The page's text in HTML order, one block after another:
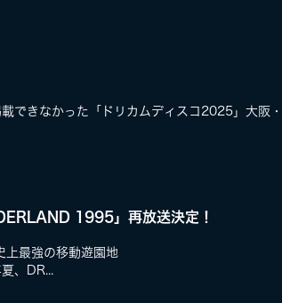
できなかった「ドリカムディスコ2025」大阪
1995」再放送決定！
上最強の移動遊園地
、DR...